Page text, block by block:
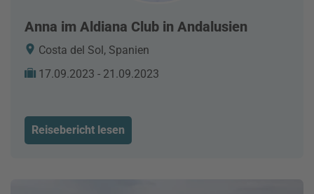
Anna im Aldiana Club in Andalusien
Costa del Sol, Spanien
17.09.2023 - 21.09.2023
Reisebericht lesen